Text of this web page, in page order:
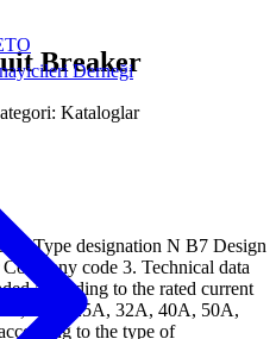
Derneği
Breaker
Kataloglar
Type designation N B7 Design
code 3. Technical data
according to the rated current
20A, 25A, 32A, 40A, 50A,
to the type of